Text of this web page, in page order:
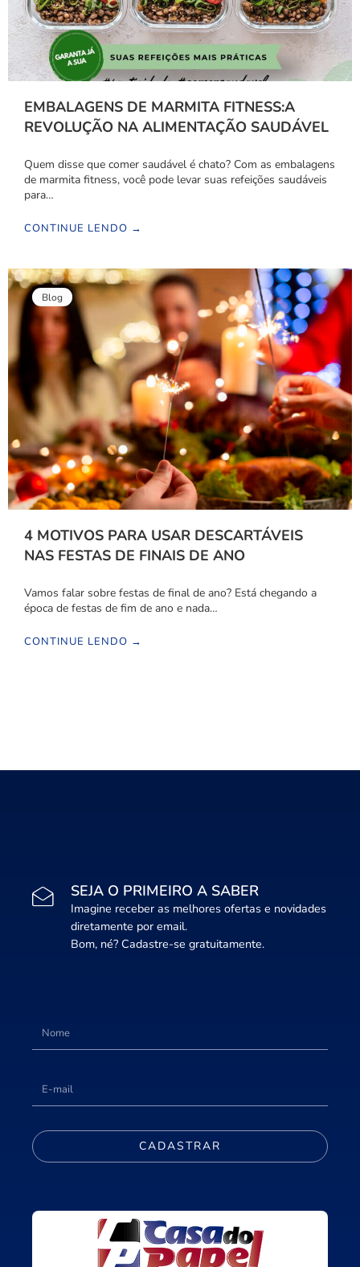
EMBALAGENS DE MARMITA FITNESS:A
REVOLUÇÃO NA ALIMENTAÇÃO SAUDÁVEL
Quem disse que comer saudável é chato? Com as embalagens
de marmita fitness, você pode levar suas refeições saudáveis
para…
CONTINUE LENDO →
Blog
4 MOTIVOS PARA USAR DESCARTÁVEIS
NAS FESTAS DE FINAIS DE ANO
Vamos falar sobre festas de final de ano? Está chegando a
época de festas de fim de ano e nada…
CONTINUE LENDO →
SEJA O PRIMEIRO A SABER
Imagine receber as melhores ofertas e novidades
diretamente por email.
Bom, né? Cadastre-se gratuitamente.
CADASTRAR